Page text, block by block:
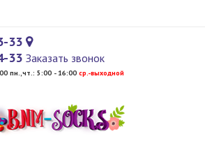
33
33 Заказать звонок
пн.,чт.: 5:00 - 16:00 cр.-выходной